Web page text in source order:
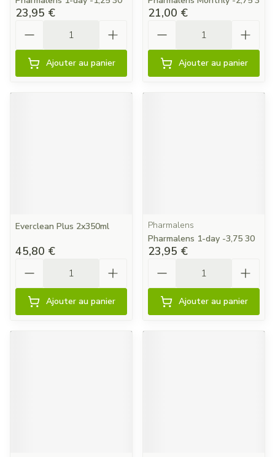
23,95 €
Ajouter au panier
21,00 €
Ajouter au panier
Everclean Plus 2x350ml
45,80 €
Ajouter au panier
Pharmalens
Pharmalens 1-day -3,75 30
23,95 €
Ajouter au panier